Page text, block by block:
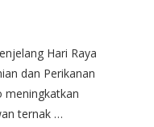
Hari Raya
dan Perikanan
meningkatkan
ternak …